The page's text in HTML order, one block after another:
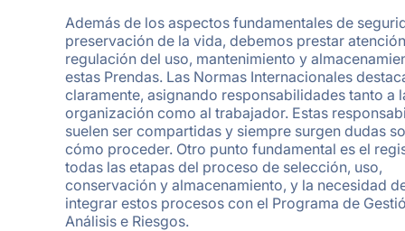
Además de los aspectos fundamentales de
preservación de la vida, debemos prestar
regulación del uso, mantenimiento y
estas Prendas. Las Normas Internacionales
claramente, asignando responsabilidades tanto a
organización como al trabajador. Estas
suelen ser compartidas y siempre surgen dudas
cómo proceder. Otro punto fundamental es el
todas las etapas del proceso de selección, uso,
conservación y almacenamiento, y la necesidad
integrar estos procesos con el Programa de
Análisis e Riesgos.